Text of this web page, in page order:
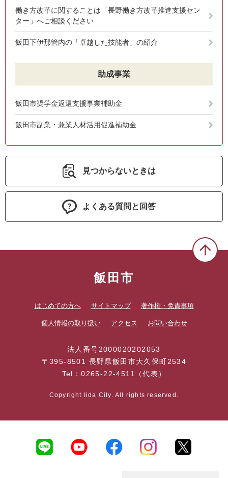
働き方改革に関することは「長野働き方改革推進支援セン
ター」へご相談ください
飯田下伊那管内の「卓越した技能者」の紹介
助成事業
飯田市奨学金返還支援事業補助金
飯田市副業・兼業人材活用促進補助金
見つからないときは
よくある質問と回答
飯田市
はじめての方へ サイトマップ 著作権・免責事項
個人情報の取り扱い アクセス お問い合わせ
法人番号2000020202053
〒395-8501 長野県飯田市大久保町2534
Tel：0265-22-4511（代表）
Copyright Iida City. All rights reserved.